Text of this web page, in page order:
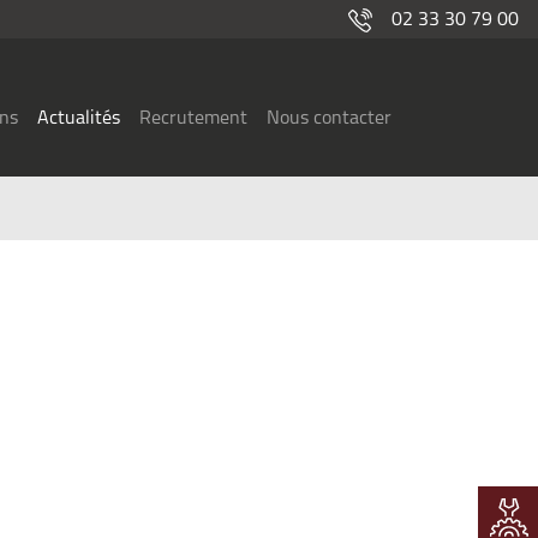
02 33 30 79 00
Actualités Recrutement Nous contacter